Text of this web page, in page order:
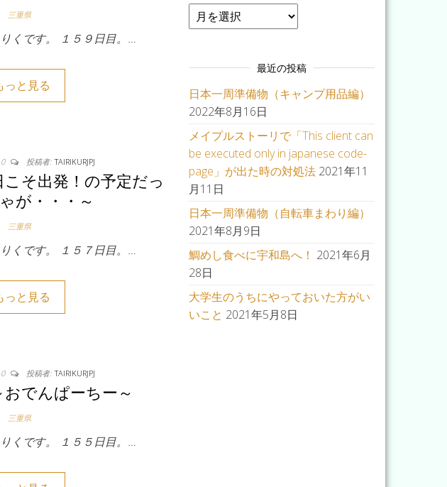
三重県
くです。 １５９日目。…
っと見る
0 投稿者: TAIRIKURJPJ
こそ出発！の予定だっ
が・・・～
三重県
くです。 １５７日目。…
っと見る
0 投稿者: TAIRIKURJPJ
おでんぱーちー～
三重県
くです。 １５５日目。…
月別アーカイブ
最近の投稿
日本一周準備物（キャンプ用品編）
2022年8月16日
メイプルストーリで「This client can
be executed only in japanese code-
page」が出た時の対処法 2021年11
月11日
日本一周準備物（自転車まわり編）
2021年8月9日
鯛めし食べに宇和島へ！ 2021年6月
28日
大学生のうちにやっておいた方がい
いこと 2021年5月8日